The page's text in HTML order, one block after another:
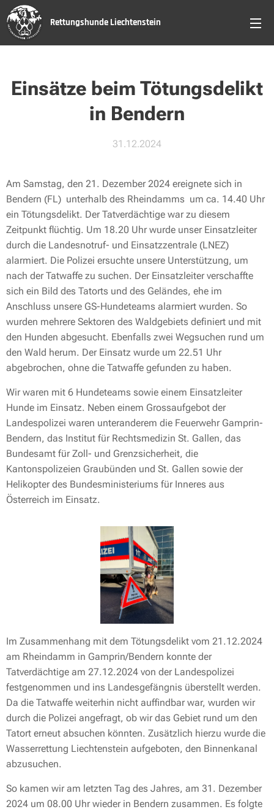
Rettungshunde Liechtenstein
Einsätze beim Tötungsdelikt
in Bendern
31.12.2024
Am Samstag, den 21. Dezember 2024 ereignete sich in
Bendern (FL) unterhalb des Rheindamms um ca. 14.40 Uhr
ein Tötungsdelikt. Der Tatverdächtige war zu diesem
Zeitpunkt flüchtig. Um 18.20 Uhr wurde unser Einsatzleiter
durch die Landesnotruf- und Einsatzzentrale (LNEZ)
alarmiert. Die Polizei ersuchte unsere Unterstützung, um
nach der Tatwaffe zu suchen. Der Einsatzleiter verschaffte
sich ein Bild des Tatorts und des Geländes, ehe im
Anschluss unsere GS-Hundeteams alarmiert wurden. So
wurden mehrere Sektoren des Waldgebiets definiert und mit
den Hunden abgesucht. Ebenfalls zwei Wegsuchen rund um
den Wald herum. Der Einsatz wurde um 22.51 Uhr
abgebrochen, ohne die Tatwaffe gefunden zu haben.
Wir waren mit 6 Hundeteams sowie einem Einsatzleiter
Hunde im Einsatz. Neben einem Grossaufgebot der
Landespolizei waren unteranderem die Feuerwehr Gamprin-
Bendern, das Institut für Rechtsmedizin St. Gallen, das
Bundesamt für Zoll- und Grenzsicherheit, die
Kantonspolizeien Graubünden und St. Gallen sowie der
Helikopter des Bundesministeriums für Inneres aus
Österreich im Einsatz.
Im Zusammenhang mit dem Tötungsdelikt vom 21.12.2024
am Rheindamm in Gamprin/Bendern konnte der
Tatverdächtige am 27.12.2024 von der Landespolizei
festgenommen und ins Landesgefängnis überstellt werden.
Da die Tatwaffe weiterhin nicht auffindbar war, wurden wir
durch die Polizei angefragt, ob wir das Gebiet rund um den
Tatort erneut absuchen könnten. Zusätzlich hierzu wurde die
Wasserrettung Liechtenstein aufgeboten, den Binnenkanal
abzusuchen.
So kamen wir am letzten Tag des Jahres, am 31. Dezember
2024 um 08.00 Uhr wieder in Bendern zusammen. Es folgte